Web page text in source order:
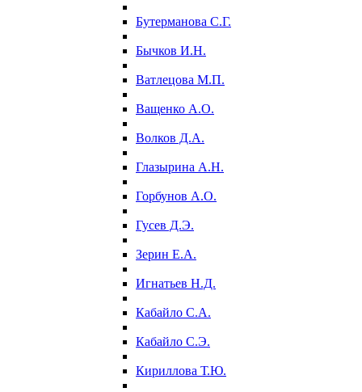
Бутерманова С.Г.
Бычков И.Н.
Ватлецова М.П.
Ващенко А.О.
Волков Д.А.
Глазырина А.Н.
Горбунов А.О.
Гусев Д.Э.
Зерин Е.А.
Игнатьев Н.Д.
Кабайло С.А.
Кабайло С.Э.
Кириллова Т.Ю.